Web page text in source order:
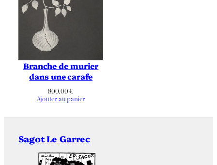
Branche de murier
dans une carafe
800.00€
Ajouter au panier
Sagot Le Garrec